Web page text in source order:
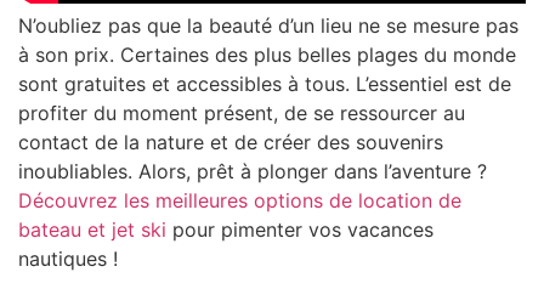
N’oubliez pas que la beauté d’un lieu ne se mesure pas
à son prix. Certaines des plus belles plages du monde
sont gratuites et accessibles à tous. L’essentiel est de
profiter du moment présent, de se ressourcer au
contact de la nature et de créer des souvenirs
inoubliables. Alors, prêt à plonger dans l’aventure ?
Découvrez les meilleures options de location de
bateau et jet ski pour pimenter vos vacances
nautiques !